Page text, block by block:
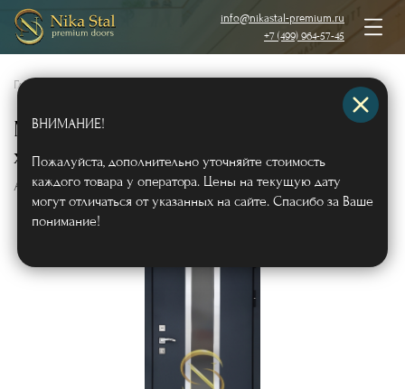
info@nikastal-premium.ru
+7 (499) 964-57-45
Главная Двери с отделкой МДФ
Металлическая дверь МДФ с
хромированной вставкой и стеклом
Арт478
ВНИМАНИЕ!
Пожалуйста, дополнительно уточняйте стоимость
каждого товара у оператора. Цены на текущую дату
могут отличаться от указанных на сайте. Спасибо за Ваше
понимание!